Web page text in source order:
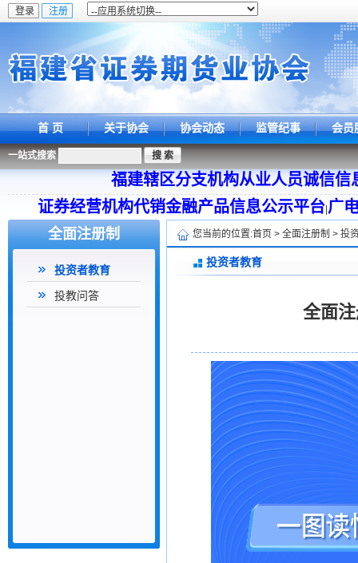
首 页 关于协会 协会动态 监管纪事 会员
一站式搜索
福建辖区分支机构从业人员诚信信
证券经营机构代销金融产品信息公示平台广
全面注册制
投资者教育
投教问答
您当前的位置:首页 > 全面注册制 > 投
投资者教育
全面